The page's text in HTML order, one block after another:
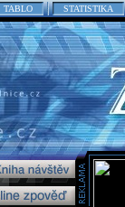
TABLO STATISTIKA